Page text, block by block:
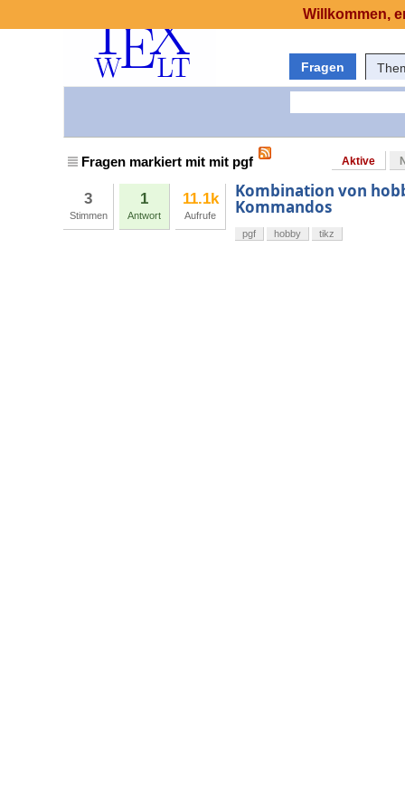
Fragen
Fragen markiert mit mit pgf Aktive
3
Stimmen
1
Antwort
11.1k
Aufrufe
Kombination von
Kommandos
pgf hobby tikz
Willkommen,